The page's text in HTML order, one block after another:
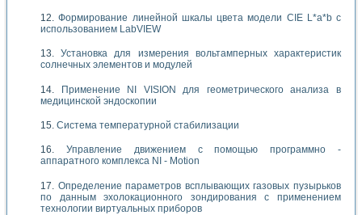
Формирование линейной шкалы цвета модели CIE L*a*b с
использованием LabVIEW
Установка для измерения вольтамперных характеристик
солнечных элементов и модулей
Применение NI VISION для геометрического анализа в
медицинской эндоскопии
Система температурной стабилизации
Управление движением с помощью программно -
аппаратного комплекса NI - Motion
Определение параметров всплывающих газовых пузырьков
по данным эхолокационного зондирования с применением
технологии виртуальных приборов